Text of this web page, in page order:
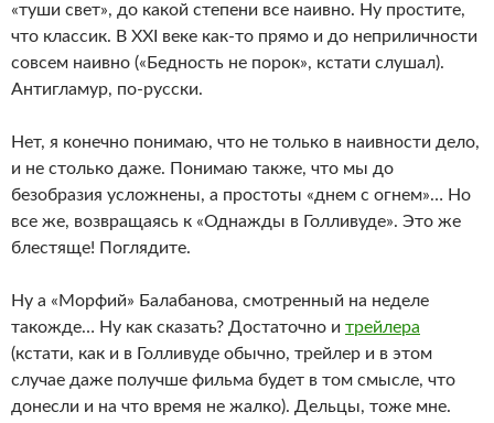
«туши свет», до какой степени все наивно. Ну простите,
что классик. В XXI веке как-то прямо и до неприличности
совсем наивно («Бедность не порок», кстати слушал).
Антигламур, по-русски.
Нет, я конечно понимаю, что не только в наивности дело,
и не столько даже. Понимаю также, что мы до
безобразия усложнены, а простоты «днем с огнем»… Но
все же, возвращаясь к «Однажды в Голливуде». Это же
блестяще! Поглядите.
Ну а «Морфий» Балабанова, смотренный на неделе
такожде… Ну как сказать? Достаточно и трейлера
(кстати, как и в Голливуде обычно, трейлер и в этом
случае даже получше фильма будет в том смысле, что
донесли и на что время не жалко). Дельцы, тоже мне.